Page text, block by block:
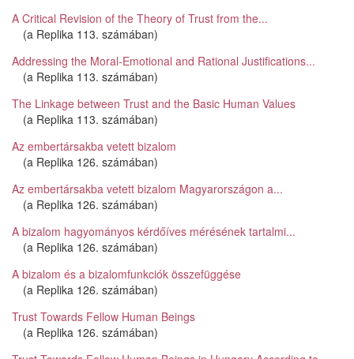
A Critical Revision of the Theory of Trust from the...
(a Replika 113. számában)
Addressing the Moral-Emotional and Rational Justifications...
(a Replika 113. számában)
The Linkage between Trust and the Basic Human Values
(a Replika 113. számában)
Az embertársakba vetett bizalom
(a Replika 126. számában)
Az embertársakba vetett bizalom Magyarországon a...
(a Replika 126. számában)
A bizalom hagyományos kérdőíves mérésének tartalmi...
(a Replika 126. számában)
A bizalom és a bizalomfunkciók összefüggése
(a Replika 126. számában)
Trust Towards Fellow Human Beings
(a Replika 126. számában)